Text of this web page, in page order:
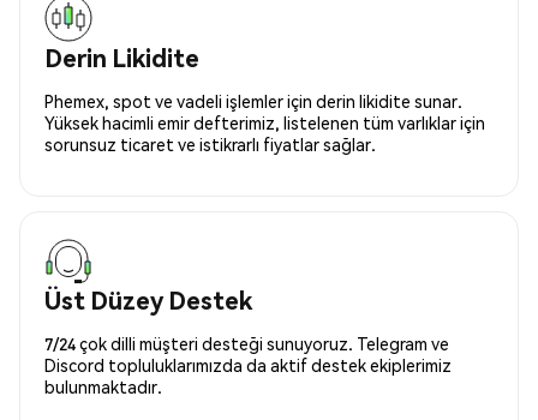
Derin Likidite
Phemex, spot ve vadeli işlemler için derin likidite sunar.
Yüksek hacimli emir defterimiz, listelenen tüm varlıklar için
sorunsuz ticaret ve istikrarlı fiyatlar sağlar.
Üst Düzey Destek
7/24 çok dilli müşteri desteği sunuyoruz. Telegram ve
Discord topluluklarımızda da aktif destek ekiplerimiz
bulunmaktadır.